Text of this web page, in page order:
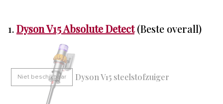
1.Dyson V15 Absolute Detect(Beste overall)
Niet beschikbaar Dyson V15 steelstofzuiger